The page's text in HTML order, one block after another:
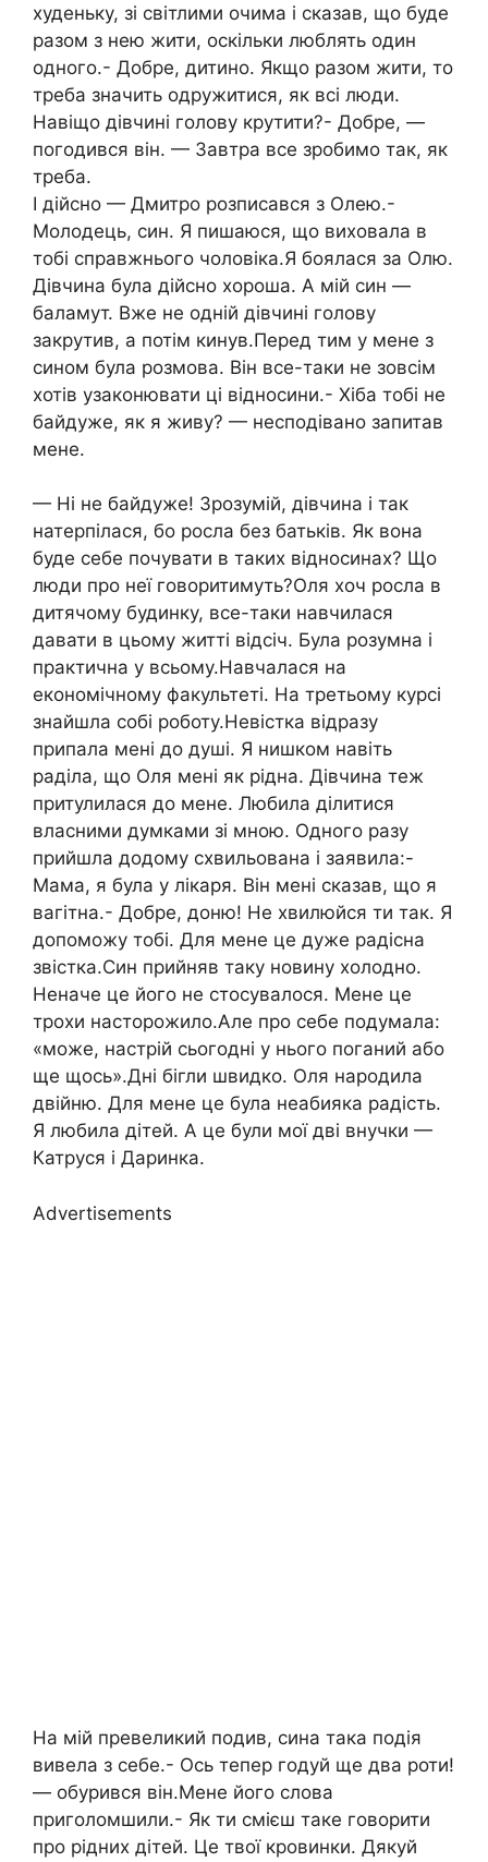
худеньку, зі світлими очима і сказав, що буде
разом з нею жити, оскільки люблять один
одного.- Добре, дитино. Якщо разом жити, то
треба значить одружитися, як всі люди.
Навіщо дівчині голову крутити?- Добре, —
погодився він. — Завтра все зробимо так, як
треба.
І дійсно — Дмитро розписався з Олею.-
Молодець, син. Я пишаюся, що виховала в
тобі справжнього чоловіка.Я боялася за Олю.
Дівчина була дійсно хороша. А мій син —
баламут. Вже не одній дівчині голову
закрутив, а потім кинув.Перед тим у мене з
сином була розмова. Він все-таки не зовсім
хотів узаконювати ці відносини.- Хіба тобі не
байдуже, як я живу? — несподівано запитав
мене.
— Ні не байдуже! Зрозумій, дівчина і так
натерпілася, бо росла без батьків. Як вона
буде себе почувати в таких відносинах? Що
люди про неї говоритимуть?Оля хоч росла в
дитячому будинку, все-таки навчилася
давати в цьому житті відсіч. Була розумна і
практична у всьому.Навчалася на
економічному факультеті. На третьому курсі
знайшла собі роботу.Невістка відразу
припала мені до душі. Я нишком навіть
раділа, що Оля мені як рідна. Дівчина теж
притулилася до мене. Любила ділитися
власними думками зі мною. Одного разу
прийшла додому схвильована і заявила:-
Мама, я була у лікаря. Він мені сказав, що я
вагітна.- Добре, доню! Не хвилюйся ти так. Я
допоможу тобі. Для мене це дуже радісна
звістка.Син прийняв таку новину холодно.
Неначе це його не стосувалося. Мене це
трохи насторожило.Але про себе подумала:
«може, настрій сьогодні у нього поганий або
ще щось».Дні бігли швидко. Оля народила
двійню. Для мене це була неабияка радість.
Я любила дітей. А це були мої дві внучки —
Катруся і Даринка.
Advertisements
На мій превеликий подив, сина така подія
вивела з себе.- Ось тепер годуй ще два роти!
— обурився він.Мене його слова
приголомшили.- Як ти смієш таке говорити
про рідних дітей. Це твої кровинки. Дякуй